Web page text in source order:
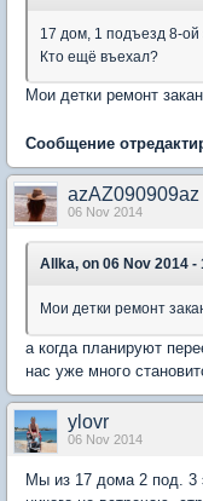
17 дом, 1 подъезд 8-ой
Кто ещё въехал?
Мои детки ремонт
Сообщение
azAZ090909az
06 Nov 2014
Allka, on 06 Nov 2014 -
Мои детки ремонт
а когда планируют
нас уже много
ylovr
06 Nov 2014
Мы из 17 дома 2 под. 3